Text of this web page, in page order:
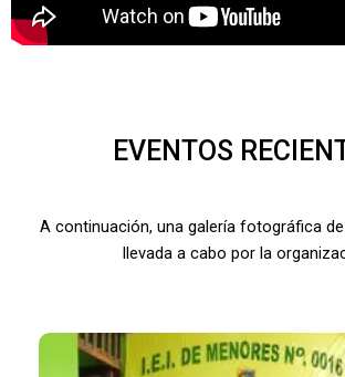
EVENTOS
A continuación, una galería fotográfica
llevada a cabo por la